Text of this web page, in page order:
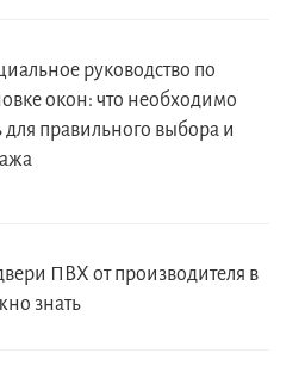
руководство по
окон: что необходимо
для правильного выбора и
ПВХ от производителя в
знать